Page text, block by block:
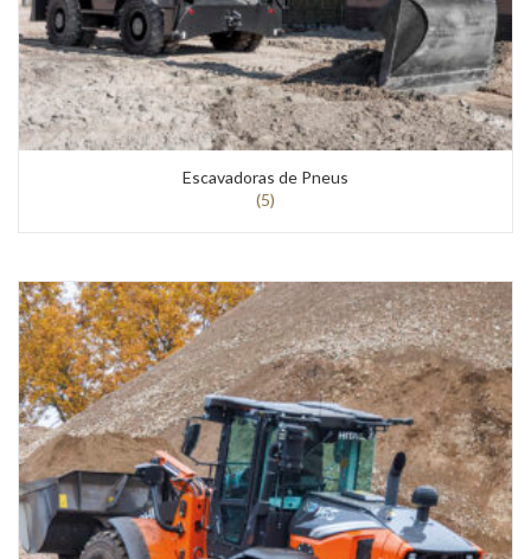
Escavadoras de Pneus
(5)